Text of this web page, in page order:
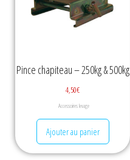
Pince chapiteau – 250kg & 500kg
4,50€
Accessoires levage
Ajouter au panier